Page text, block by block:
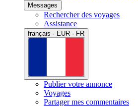
Messages
Rechercher des voyages
Assistance
français · EUR · FR
Publier votre annonce
Voyages
Partager mes commentaires